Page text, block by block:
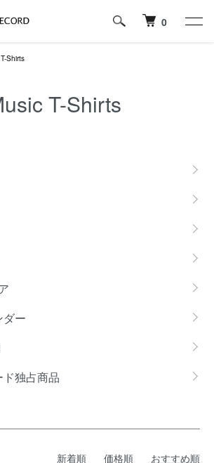
0
Shirts
T-Shirts
ー
独占商品
新着順 価格順 おすすめ順